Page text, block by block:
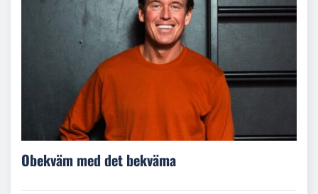
Obekväm med det bekväma